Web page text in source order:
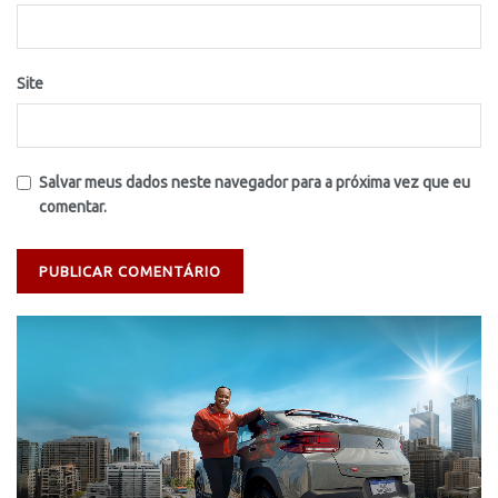
Site
Salvar meus dados neste navegador para a próxima vez que eu
comentar.